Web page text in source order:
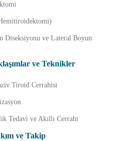
Diseksiyonu ve Lateral Boyun
ve Teknikler
Tiroid Cerrahisi
Tedavi ve Akıllı Cerrahi
ve Takip